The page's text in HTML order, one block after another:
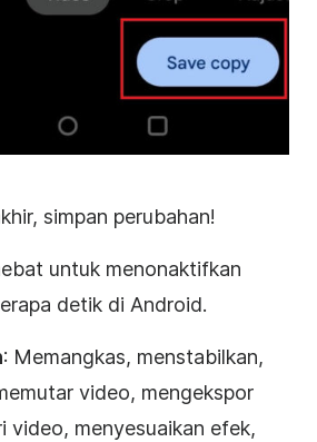
simpan perubahan!
untuk menonaktifkan
detik di Android.
: Memangkas, menstabilkan,
video, mengekspor
video, menyesuaikan efek,